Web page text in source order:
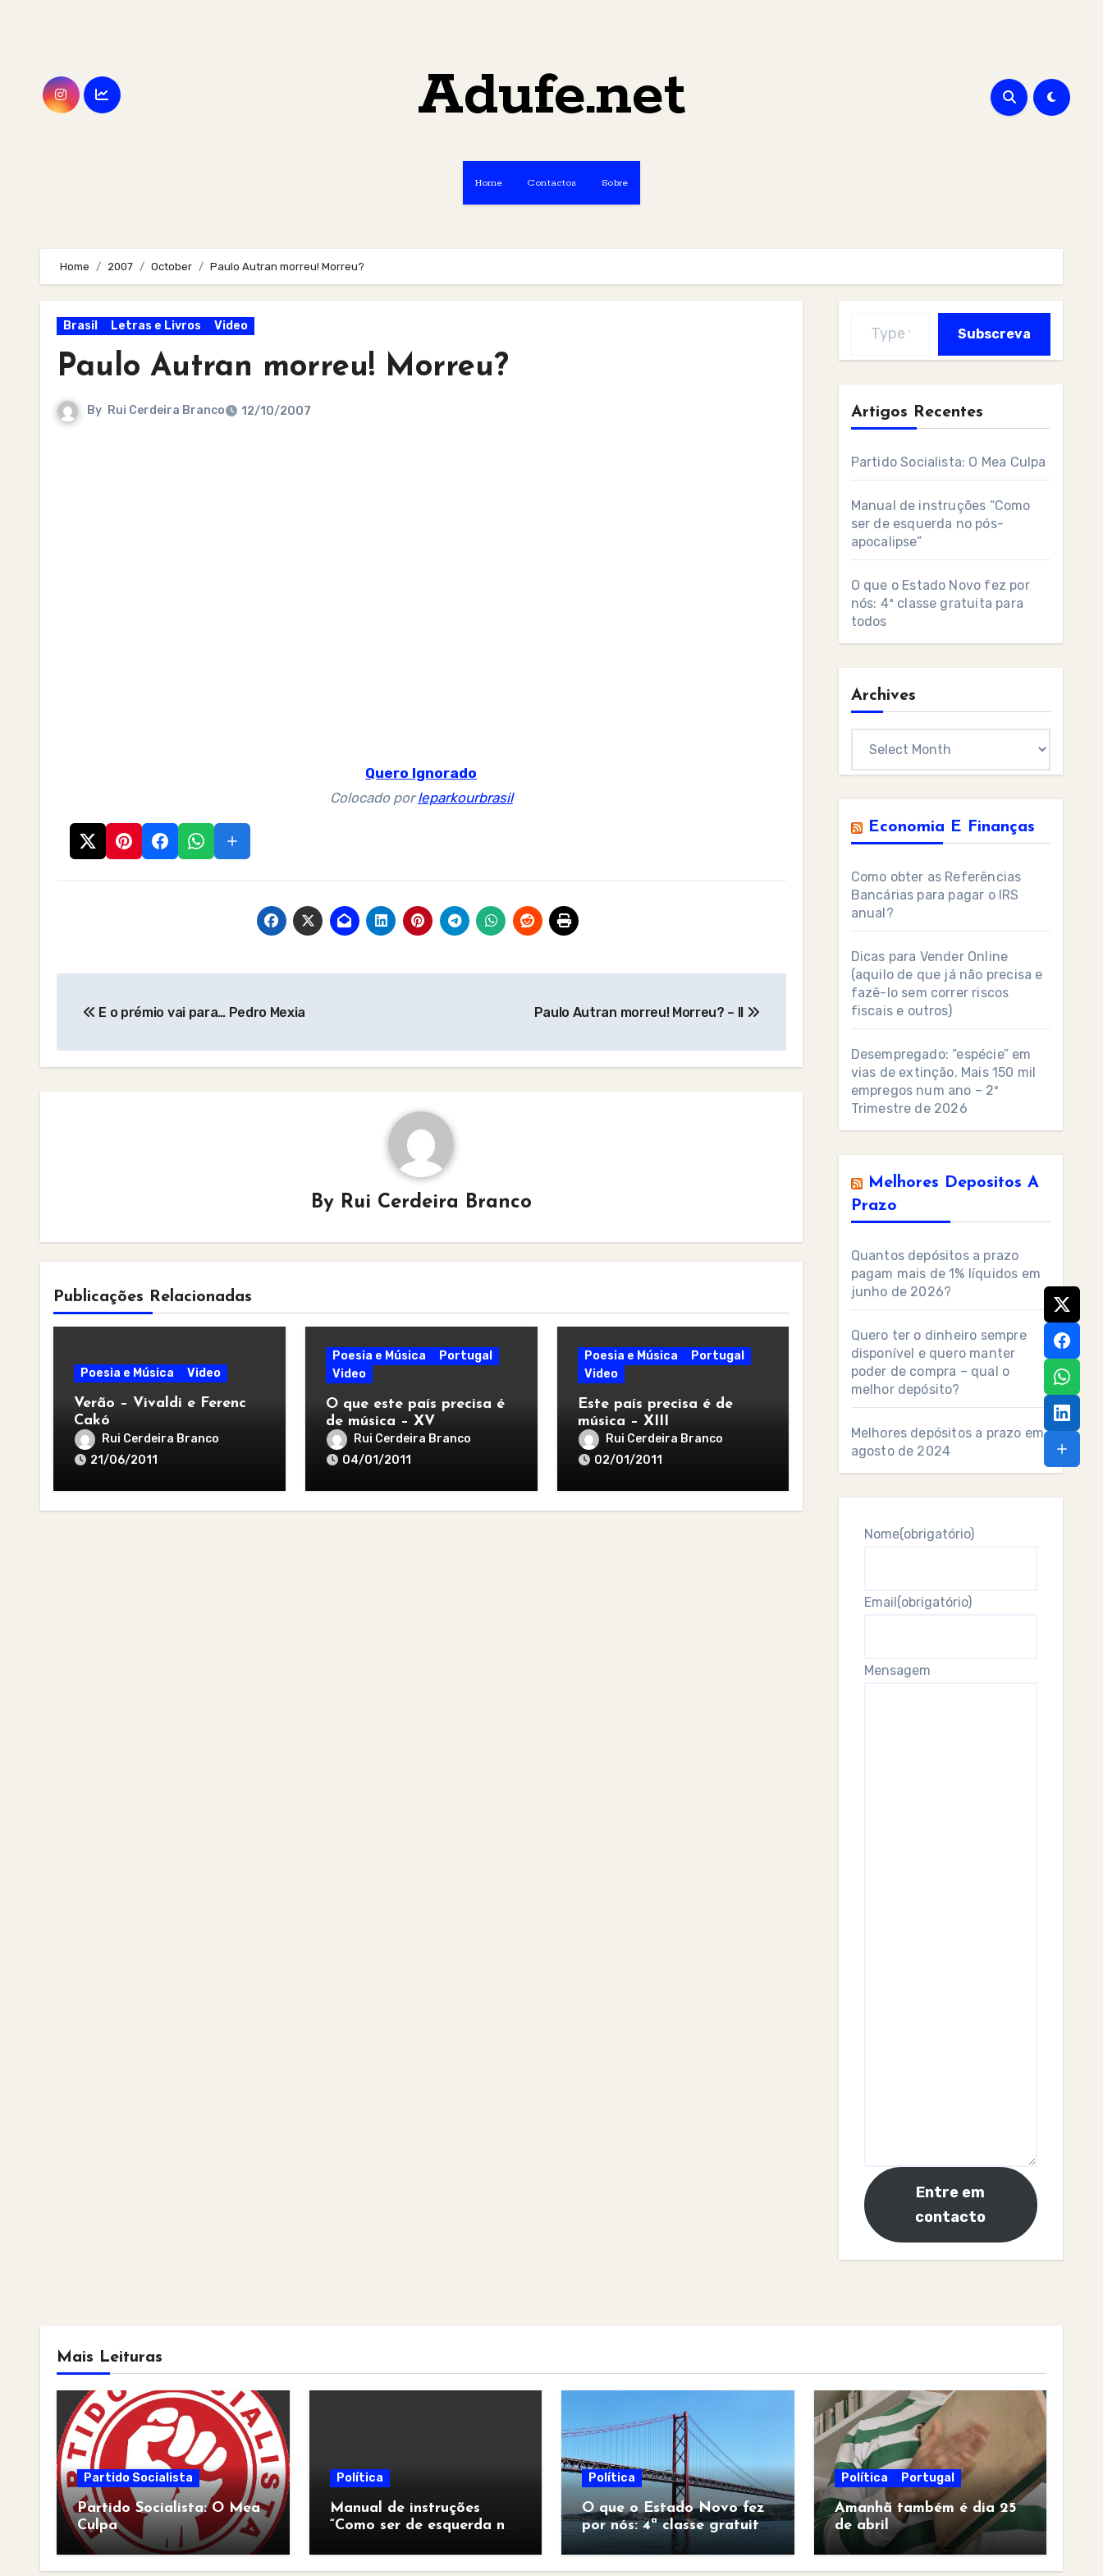
Adufe.net
Home Contactos Sobre
Home 2007 October Paulo Autran morreu! Morreu?
Brasil Letras e Livros Video
Paulo Autran morreu! Morreu?
By Rui Cerdeira Branco 12/10/2007
Quero Ignorado
Colocado porleparkourbrasil
navigation
E o prémio vai para… Pedro Mexia Paulo Autran morreu! Morreu? – II
By Rui Cerdeira Branco
Publicações Relacionadas
Poesia e Música Video
Verão – Vivaldi e Ferenc
Cakó
Rui Cerdeira Branco
21/06/2011
Poesia e Música
Portugal
Video
O que este país precisa é
de música – XV
Rui Cerdeira Branco
04/01/2011
Poesia e Música
Portugal
Video
Este país precisa é de
música – XIII
Rui Cerdeira Branco
02/01/2011
Subscreva
Artigos Recentes
Partido Socialista: O Mea Culpa
Manual de instruções “Como
ser de esquerda no pós-
apocalipse”
O que o Estado Novo fez por
nós: 4ª classe gratuita para
todos
Archives
Economia E Finanças
Como obter as Referências
Bancárias para pagar o IRS
anual?
Dicas para Vender Online
(aquilo de que já não precisa e
fazê-lo sem correr riscos
fiscais e outros)
Desempregado: “espécie” em
vias de extinção. Mais 150 mil
empregos num ano – 2º
Trimestre de 2026
Melhores Depositos A
Prazo
Quantos depósitos a prazo
pagam mais de 1% líquidos em
junho de 2026?
Quero ter o dinheiro sempre
disponível e quero manter
poder de compra – qual o
melhor depósito?
Melhores depósitos a prazo em
agosto de 2024
Nome(obrigatório)
Email(obrigatório)
Mensagem
Entre em
contacto
Mais Leituras
Partido Socialista
Partido Socialista: O Mea
Culpa
Política
Manual de instruções
“Como ser de esquerda no
Política
O que o Estado Novo fez
por nós: 4ª classe gratuita
para todos
Política Portugal
Amanhã também é dia 25
de abril